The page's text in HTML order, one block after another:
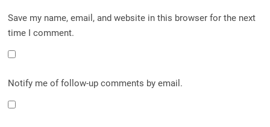
Save my name, email, and website in this browser for the next
time I comment.
Notify me of follow-up comments by email.